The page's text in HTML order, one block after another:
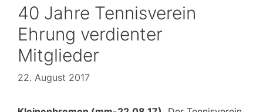
40 Jahre Tennisverein
Ehrung verdienter
Mitglieder
22. August 2017